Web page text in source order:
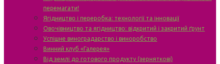
перемагати!
Ягідництво і переробка: технології та інновації
Овочівництво та ягідництво: відкритий і закритий ґрунт
Успішне виноградарство і виноробство
Винний клуб «Галерея»
Від землі до готового продукту (зерняткові)